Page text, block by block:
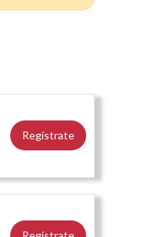
Regístrate